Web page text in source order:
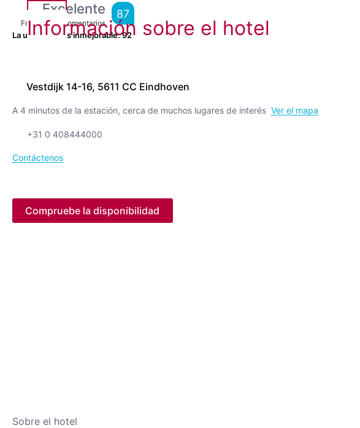
Excelente
From6,940 Comentarios
87
La ubicación es inmejorable.92
Información sobre el hotel
Vestdijk 14-16, 5611 CC Eindhoven
A 4 minutos de la estación, cerca de muchos lugares de interés Ver el mapa
+31 0 408444000
Contáctenos
Compruebe la disponibilidad
Sobre el hotel